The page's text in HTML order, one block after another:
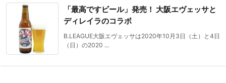
「最高ですビール」発売！ 大阪エヴェッサと
ディレイラのコラボ
B.LEAGUE大阪エヴェッサは2020年10月3日（土）と4日
（日）の2020 ...